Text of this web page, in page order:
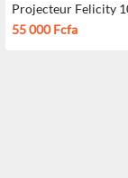
Projecteur Felicity
résistant à l’eau avec
55 000 Fcfa